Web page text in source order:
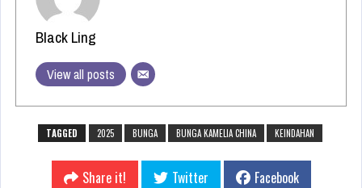
Black Ling
View all posts
TAGGED 2025 BUNGA BUNGA KAMELIA CHINA KEINDAHAN
Share it! Twitter
Facebook